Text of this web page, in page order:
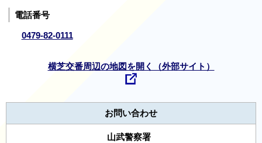
電話番号
0479-82-0111
横芝交番周辺の地図を開く（外部サイト）
お問い合わせ
山武警察署